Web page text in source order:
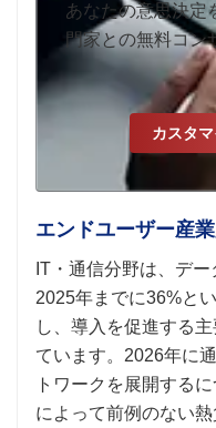
あなたの意思決定
門家との無料コン
カスタ
エンドユーザー産
IT・通信分野は、デ
2025年までに36%と
し、導入を促進する
ています。2026年に
トワークを展開する
によって前例のない